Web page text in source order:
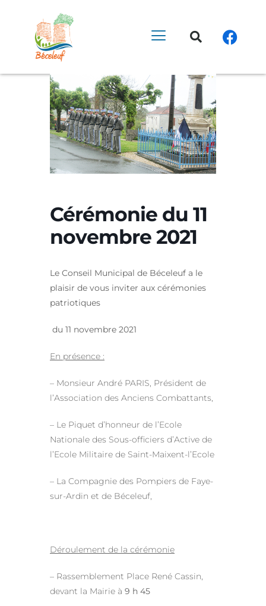
Cérémonie du 11
novembre 2021
Le Conseil Municipal de Béceleuf a le
plaisir de vous inviter aux cérémonies
patriotiques
du 11 novembre 2021
En présence :
– Monsieur André PARIS, Président de
l’Association des Anciens Combattants,
– Le Piquet d’honneur de l’Ecole
Nationale des Sous-officiers d’Active de
l’Ecole Militaire de Saint-Maixent-l’Ecole
– La Compagnie des Pompiers de Faye-
sur-Ardin et de Béceleuf,
Déroulement de la cérémonie
– Rassemblement Place René Cassin,
devant la Mairie à 9 h 45